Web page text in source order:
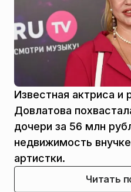
Известная актриса
Довлатова
дочери за 56 млн
недвижимость
артистки.
Читать